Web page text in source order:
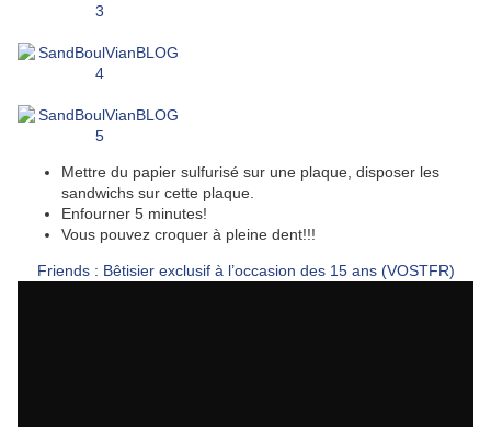
Mettre du papier sulfurisé sur une plaque, disposer les
sandwichs sur cette plaque.
Enfourner 5 minutes!
Vous pouvez croquer à pleine dent!!!
Friends : Bêtisier exclusif à l’occasion des 15 ans (VOSTFR)